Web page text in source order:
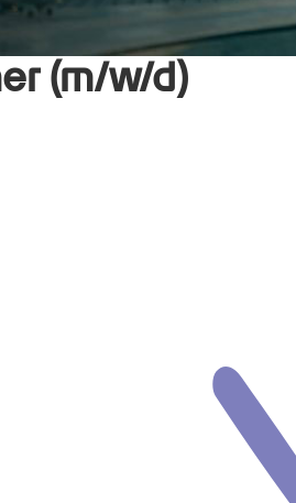
(m/w/d)